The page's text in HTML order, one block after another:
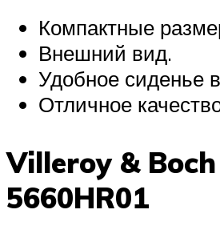
Компактные
Внешний вид.
Удобное сиденье
Отличное
Villeroy &
5660HR01